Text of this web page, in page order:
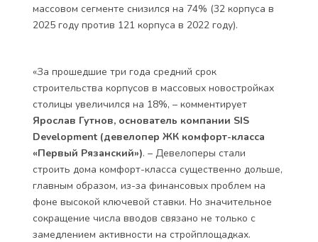
массовом сегменте снизился на 74% (32 корпуса в
2025 году против 121 корпуса в 2022 году).
«За прошедшие три года средний срок
строительства корпусов в массовых новостройках
столицы увеличился на 18%, – комментирует
Ярослав Гутнов, основатель компании SIS
Development (девелопер ЖК комфорт-класса
«Первый Рязанский»). – Девелоперы стали
строить дома комфорт-класса существенно дольше,
главным образом, из-за финансовых проблем на
фоне высокой ключевой ставки. Но значительное
сокращение числа вводов связано не только с
замедлением активности на стройплощадках.